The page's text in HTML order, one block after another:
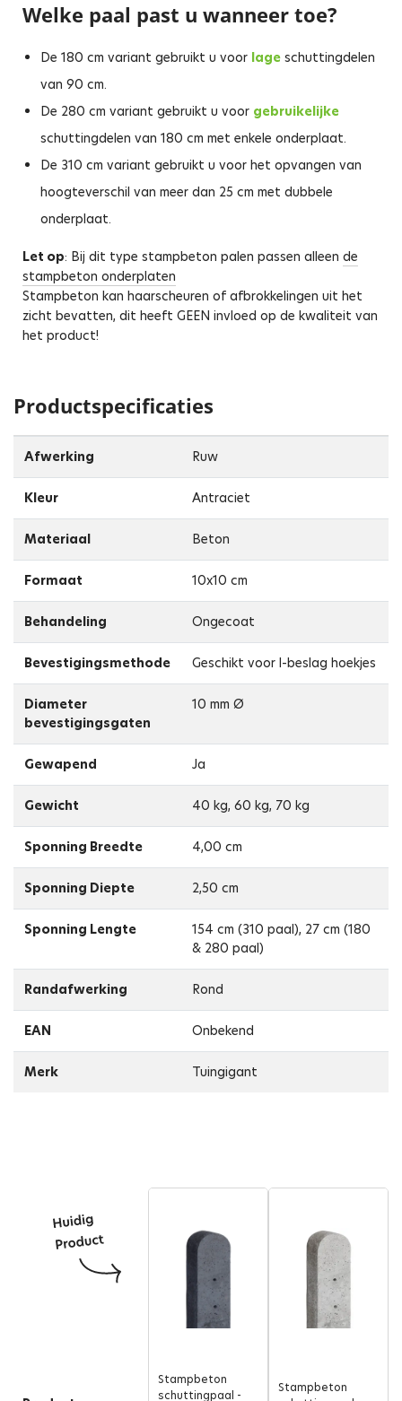
Welke paal past u wanneer toe?
De 180 cm variant gebruikt u voor lage schuttingdelen
van 90 cm.
De 280 cm variant gebruikt u voor gebruikelijke
schuttingdelen van 180 cm met enkele onderplaat.
De 310 cm variant gebruikt u voor het opvangen van
hoogteverschil van meer dan 25 cm met dubbele
onderplaat.
Let op: Bij dit type stampbeton palen passen alleen de
stampbeton onderplaten
Stampbeton kan haarscheuren of afbrokkelingen uit het
zicht bevatten, dit heeft GEEN invloed op de kwaliteit van
het product!
Productspecificaties
Afwerking Ruw
Kleur Antraciet
Materiaal Beton
Formaat 10x10 cm
Behandeling Ongecoat
Bevestigingsmethode Geschikt voor l-beslag hoekjes
Diameter
bevestigingsgaten
10 mm Ø
Gewapend Ja
Gewicht 40 kg, 60 kg, 70 kg
Sponning Breedte 4,00 cm
Sponning Diepte 2,50 cm
Sponning Lengte
154 cm (310 paal), 27 cm (180
& 280 paal)
Randafwerking Rond
EAN Onbekend
Merk Tuingigant
Stampbeton
schuttingpaal -
Stampbeton